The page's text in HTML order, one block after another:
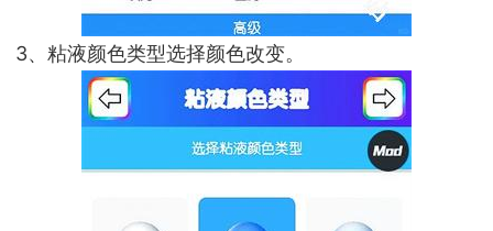
3、粘液颜色类型选择颜色改变。